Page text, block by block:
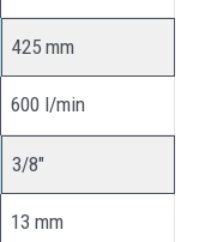
425 mm
600 l/min
3/8″
13 mm